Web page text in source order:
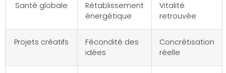
Santé globale
Rétablissement
énergétique
Vitalité
retrouvée
Projets créatifs
Fécondité des
idées
Concrétisation
réelle